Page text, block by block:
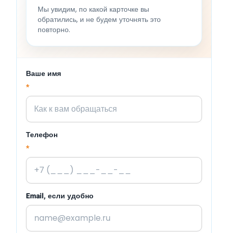
Мы увидим, по какой карточке вы
обратились, и не будем уточнять это
повторно.
Ваше имя
*
Телефон
*
Email, если удобно